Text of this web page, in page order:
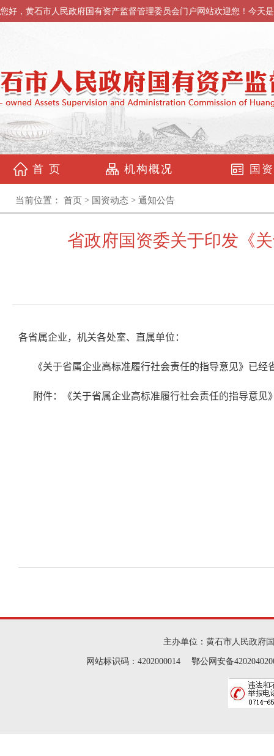
您好，黄石市人民政府国有资产监督管理委员会门户网站欢迎您！今天是
首 页 机构概况 国
当前位置： 首页 > 国资动态 > 通知公告
省政府国资委关于印发《
各省属企业，机关各处室、直属单位：
《关于省属企业高标准履行社会责任的指导意见》已经
附件： 《关于省属企业高标准履行社会责任的指导意见
主办单位：黄石市人民政府
网站标识码：4202000014 鄂公网安备